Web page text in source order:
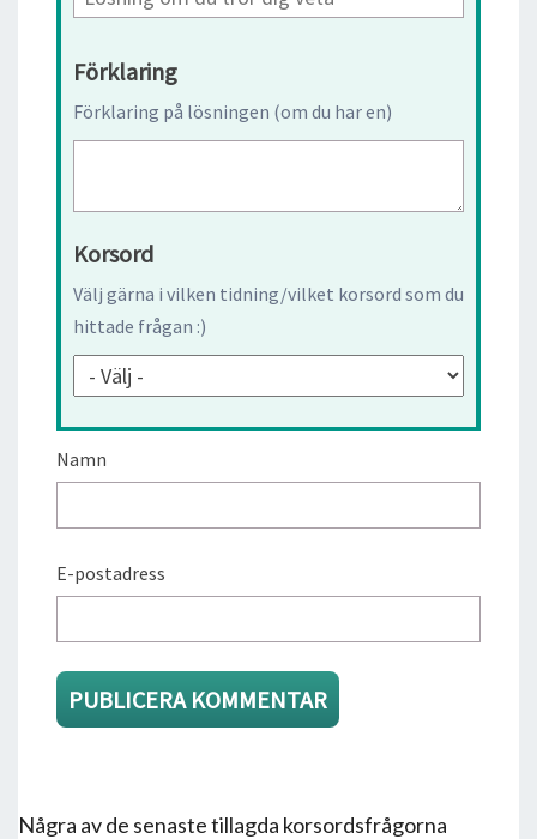
Förklaring
Förklaring på lösningen (om du har en)
Korsord
Välj gärna i vilken tidning/vilket korsord som du
hittade frågan :)
Namn
E-postadress
Några av de senaste tillagda korsordsfrågorna